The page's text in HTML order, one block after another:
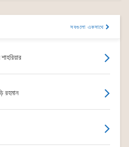
সবগুলো একসাথে
রহমান